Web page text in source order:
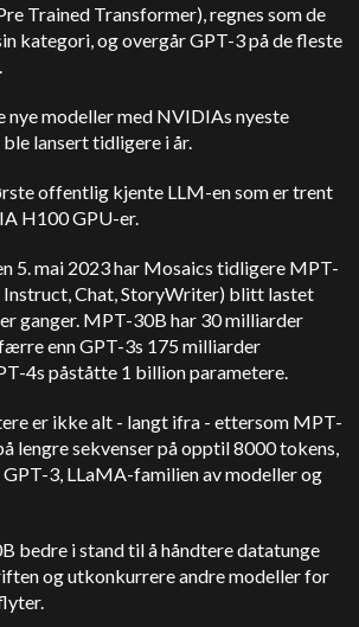
Trained Transformer), regnes som de
kategori, og overgår GPT-3 på de fleste
nye modeller med NVIDIAs nyeste
lansert tidligere i år.
offentlig kjente LLM-en som er trent
H100 GPU-er.
5. mai 2023 har Mosaics tidligere MPT-
Instruct, Chat, StoryWriter) blitt lastet
ganger. MPT-30B har 30 milliarder
enn GPT-3s 175 milliarder
4s påståtte 1 billion parametere.
er ikke alt - langt ifra - ettersom MPT-
lengre sekvenser på opptil 8000 tokens,
GPT-3, LLaMA-familien av modeller og
bedre i stand til å håndtere datatunge
og utkonkurrere andre modeller for